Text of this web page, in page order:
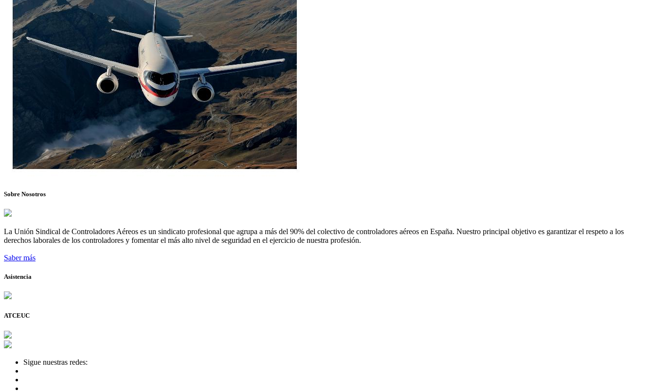
Sobre Nosotros
La Unión Sindical de Controladores Aéreos es un sindicato profesional que agrupa a más del 90% del colectivo de controladores aéreos en España. Nuestro principal objetivo es garantizar el respeto a los
derechos laborales de los controladores y fomentar el más alto nivel de seguridad en el ejercicio de nuestra profesión.
Saber más
Asistencia
ATCEUC
Sigue nuestras redes: